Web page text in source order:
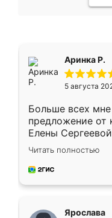
Аринка Р.
5 августа
Больше всех
предложение от
Елены
короткие сроки
для замера
предложил по
Читать полностью
Ярослава